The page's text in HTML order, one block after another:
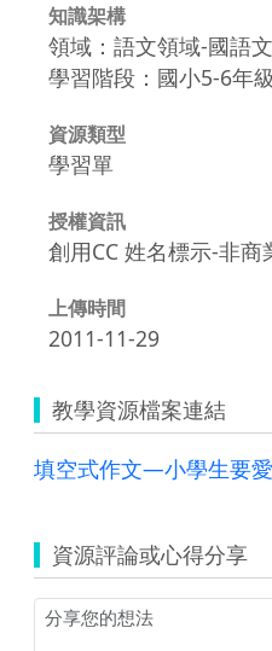
知識架構
領域：語文領域-國語文
學習階段：國小5-6年
資源類型
學習單
授權資訊
創用CC 姓名標示-非
上傳時間
2011-11-29
教學資源檔案連結
填空式作文—小學生要
資源評論或心得分享